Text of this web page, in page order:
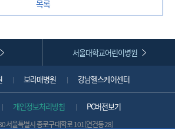
목록
서울대학교어린이병원
보라매병원 강남헬스케어센터
개인정보처리방침 PC버전보기
서울특별시 종로구 대학로 101(연건동 28)